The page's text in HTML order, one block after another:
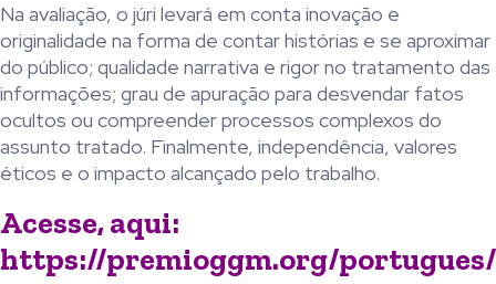
Na avaliação, o júri levará em conta inovação e
originalidade na forma de contar histórias e se aproximar
do público; qualidade narrativa e rigor no tratamento das
informações; grau de apuração para desvendar fatos
ocultos ou compreender processos complexos do
assunto tratado. Finalmente, independência, valores
éticos e o impacto alcançado pelo trabalho.
Acesse, aqui:
https://premioggm.org/portugues/